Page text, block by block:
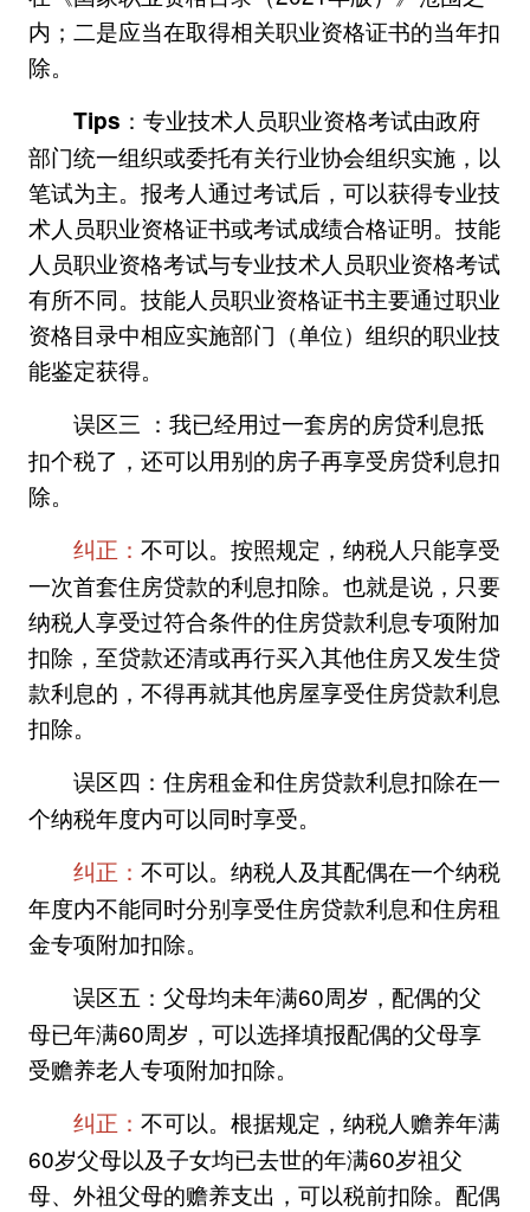
内；二是应当在取得相关职业资格证书的当年扣
除。
Tips： 专业技术人员职业资格考试由政府
部门统一组织或委托有关行业协会组织实施，以
笔试为主。报考人通过考试后，可以获得专业技
术人员职业资格证书或考试成绩合格证明。技能
人员职业资格考试与专业技术人员职业资格考试
有所不同。技能人员职业资格证书主要通过职业
资格目录中相应实施部门（单位）组织的职业技
能鉴定获得。
误区三 ： 我已经用过一套房的房贷利息抵
扣个税了，还可以用别的房子再享受房贷利息扣
除。
纠正： 不可以。按照规定，纳税人只能享受
一次首套住房贷款的利息扣除。也就是说，只要
纳税人享受过符合条件的住房贷款利息专项附加
扣除，至贷款还清或再行买入其他住房又发生贷
款利息的，不得再就其他房屋享受住房贷款利息
扣除。
误区四： 住房租金和住房贷款利息扣除在一
个纳税年度内可以同时享受。
纠正： 不可以。纳税人及其配偶在一个纳税
年度内不能同时分别享受住房贷款利息和住房租
金专项附加扣除。
误区五： 父母均未年满60周岁，配偶的父
母已年满60周岁，可以选择填报配偶的父母享
受赡养老人专项附加扣除。
纠正： 不可以。根据规定，纳税人赡养年满
60岁父母以及子女均已去世的年满60岁祖父
母、外祖父母的赡养支出，可以税前扣除。配偶